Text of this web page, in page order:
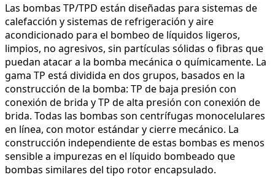
Las bombas TP/TPD están diseñadas para sistemas de
calefacción y sistemas de refrigeración y aire
acondicionado para el bombeo de líquidos ligeros,
limpios, no agresivos, sin partículas sólidas o fibras que
puedan atacar a la bomba mecánica o químicamente. La
gama TP está dividida en dos grupos, basados en la
construcción de la bomba: TP de baja presión con
conexión de brida y TP de alta presión con conexión de
brida. Todas las bombas son centrífugas monocelulares
en línea, con motor estándar y cierre mecánico. La
construcción independiente de estas bombas es menos
sensible a impurezas en el líquido bombeado que
bombas similares del tipo rotor encapsulado.